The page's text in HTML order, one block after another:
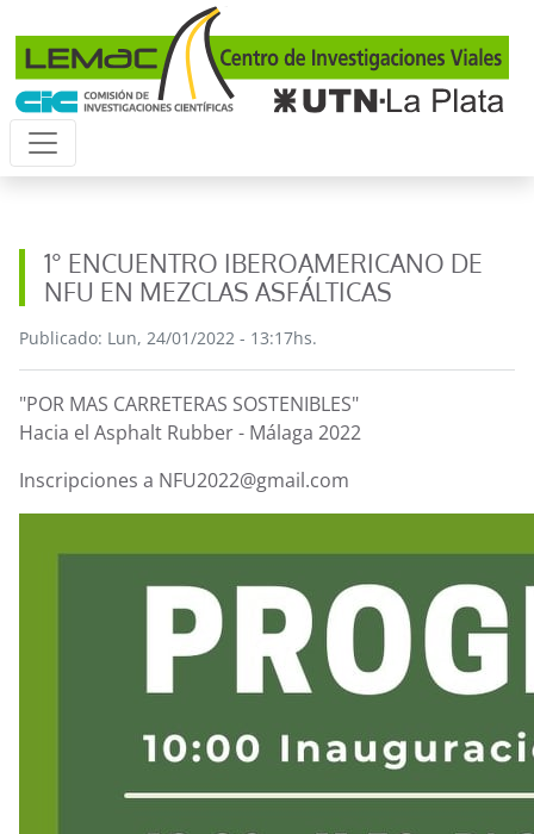
Pasar al contenido principal
1° ENCUENTRO IBEROAMERICANO DE
NFU EN MEZCLAS ASFÁLTICAS
Publicado: Lun, 24/01/2022 - 13:17hs.
"POR MAS CARRETERAS SOSTENIBLES"
Hacia el Asphalt Rubber - Málaga 2022
Inscripciones a NFU2022@gmail.com